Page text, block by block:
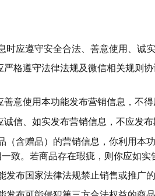
时应遵守安全合法、善意使用、诚
严格遵守法律法规及微信相关规则
善意使用本功能发布营销信息，不
诚信、如实发布营销信息，不应发
（含赠品）的营销信息，你利用本
致。若商品存在瑕疵，则你应如实
发布国家法律法规禁止销售或推广